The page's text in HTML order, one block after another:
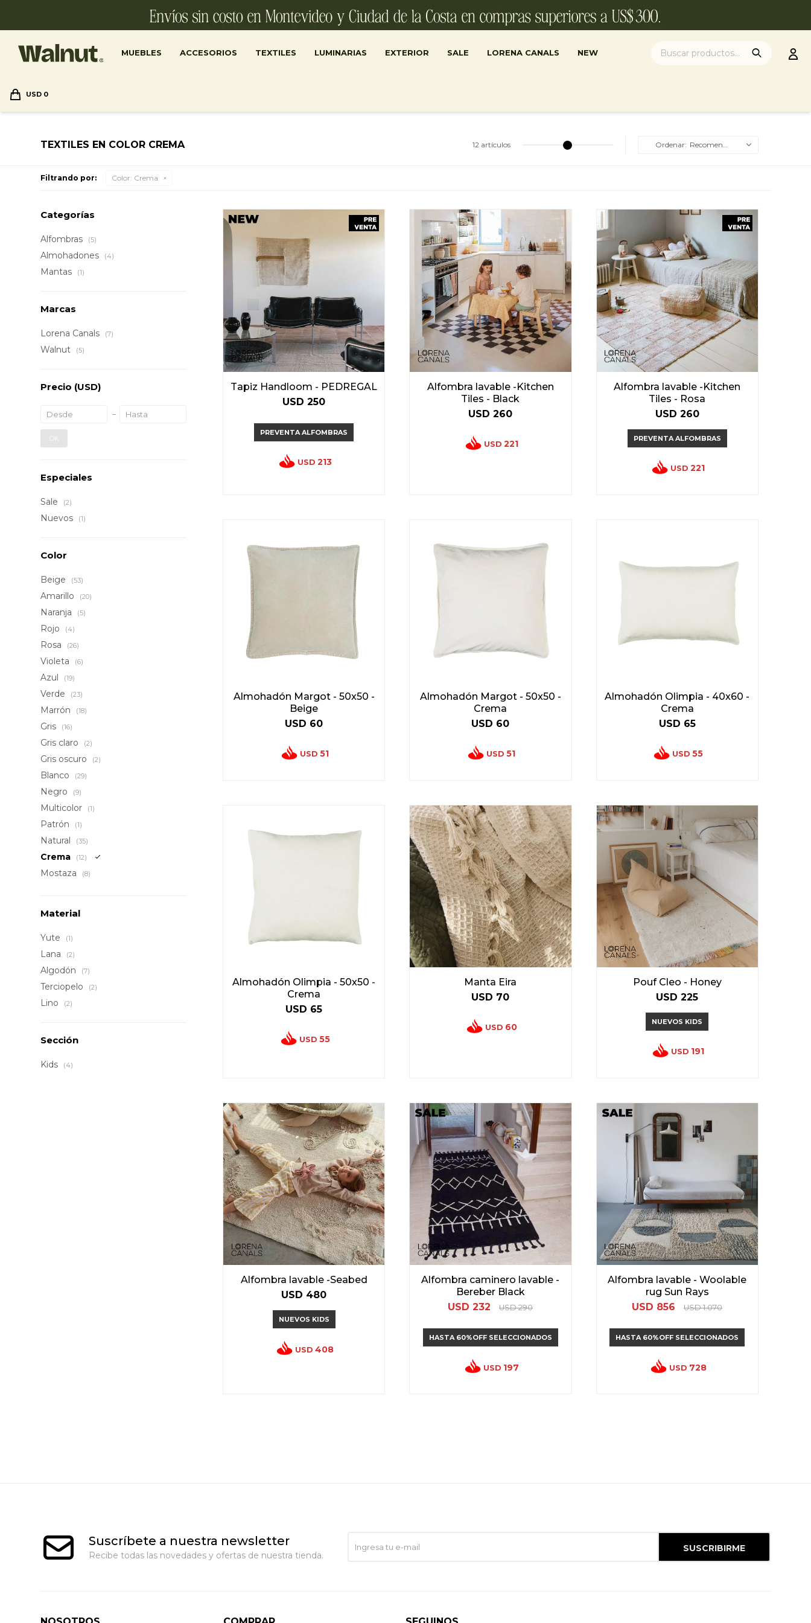
MUEBLES ACCESORIOS TEXTILES LUMINARIAS EXTERIOR SALE LORENA CANALS NEW
USD 0
TEXTILES EN COLOR CREMA 12 artículos Recomendados
Filtrando por: Color: Crema
Tapiz Handloom - PEDREGAL
USD 250
PREVENTA ALFOMBRAS
USD 213
Alfombra lavable -Kitchen
Tiles - Black
USD 260
USD 221
Alfombra lavable -Kitchen
Tiles - Rosa
USD 260
PREVENTA ALFOMBRAS
USD 221
Almohadón Margot - 50x50 -
Beige
USD 60
USD 51
Almohadón Margot - 50x50 -
Crema
USD 60
USD 51
Almohadón Olimpia - 40x60 -
Crema
USD 65
USD 55
Almohadón Olimpia - 50x50 -
Crema
USD 65
USD 55
Manta Eira
USD 70
USD 60
Pouf Cleo - Honey
USD 225
NUEVOS KIDS
USD 191
Alfombra lavable -Seabed
USD 480
NUEVOS KIDS
USD 408
Alfombra caminero lavable -
Bereber Black
USD 232 USD 290
HASTA 60%OFF SELECCIONADOS
USD 197
Alfombra lavable - Woolable
rug Sun Rays
USD 856 USD 1.070
HASTA 60%OFF SELECCIONADOS
USD 728
Categorías
Alfombras (5)
Almohadones (4)
Mantas (1)
Marcas
Lorena Canals (7)
Walnut (5)
Precio (USD)
OK
Especiales
Sale (2)
Nuevos (1)
Color
Beige (53)
Amarillo (20)
Naranja (5)
Rojo (4)
Rosa (26)
Violeta (6)
Azul (19)
Verde (23)
Marrón (18)
Gris (16)
Gris claro (2)
Gris oscuro (2)
Blanco (29)
Negro (9)
Multicolor (1)
Patrón (1)
Natural (35)
Crema (12)
Mostaza (8)
Material
Yute (1)
Lana (2)
Algodón (7)
Terciopelo (2)
Lino (2)
Sección
Kids (4)
Suscríbete a nuestra newsletter
Recibe todas las novedades y ofertas de nuestra tienda.
SUSCRIBIRME